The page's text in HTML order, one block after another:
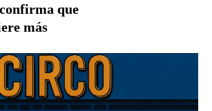
que
más